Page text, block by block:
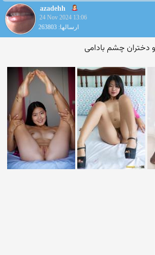
azadehh
24 Nov 2024 13:06
ارسالها: 263803
چشم بادامی